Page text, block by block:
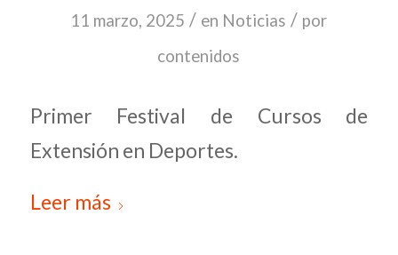
11 marzo, 2025 / en Noticias / por
contenidos
Primer Festival de Cursos de
Extensión en Deportes.
Leer más